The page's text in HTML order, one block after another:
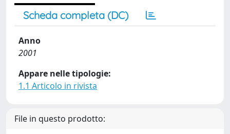
Scheda completa (DC)
Anno
2001
Appare nelle tipologie:
1.1 Articolo in rivista
File in questo prodotto: